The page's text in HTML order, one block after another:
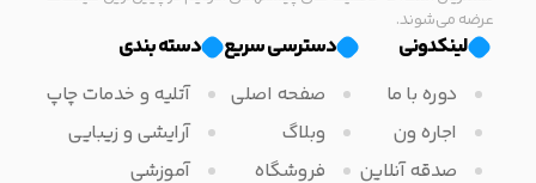
عرضه می‌شوند.
لینکدونی
دوره با ما
اجاره ون
صدقه آنلاین
دسترسی سریع
صفحه اصلی
وبلاگ
فروشگاه
دسته بندی
آتلیه و خدمات چاپ
آرایشی و زیبایی
آموزشی